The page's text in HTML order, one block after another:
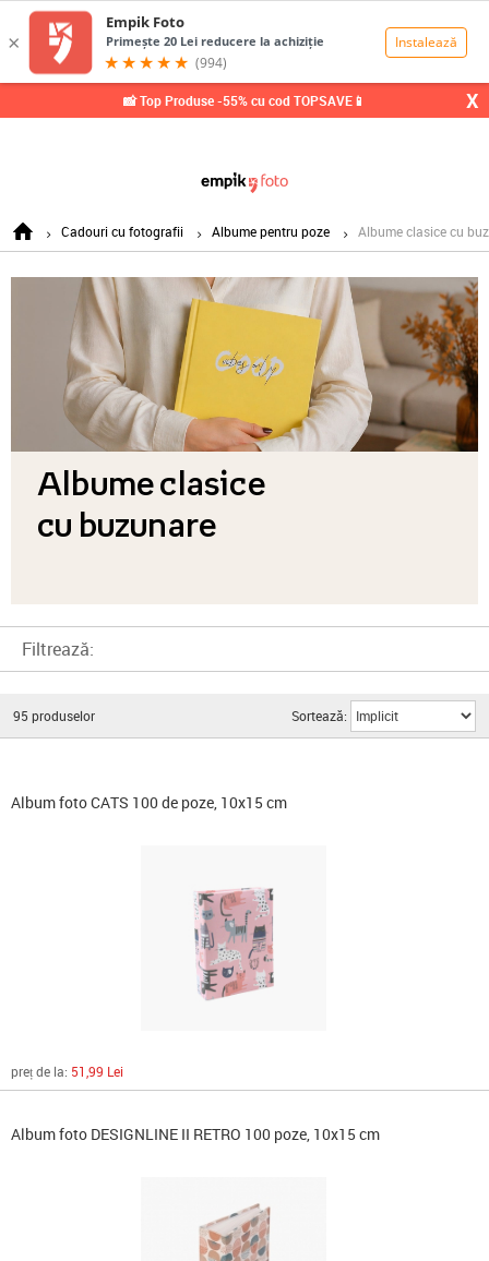
📸 Top Produse -55% cu cod TOPSAVE📱 X
Cadouri cu fotografii Albume pentru poze Albume clasice cu
Albume clasice
cu buzunare
Filtrează:
95 produselor Sortează:
Album foto CATS 100 de poze, 10x15 cm
preț de la: 51,99 Lei
Album foto DESIGNLINE II RETRO 100 poze, 10x15 cm